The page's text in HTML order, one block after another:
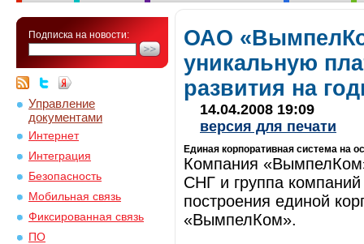
Подписка на новости:
Управление
документами
Интернет
Интеграция
Безопасность
Мобильная связь
Фиксированная связь
ПО
ОАО
уникальную
развития на
14.04.2008 19:09
версия для печати
Единая корпоративная система на
Компания
СНГ и группа
построения единой
«ВымпелКом».